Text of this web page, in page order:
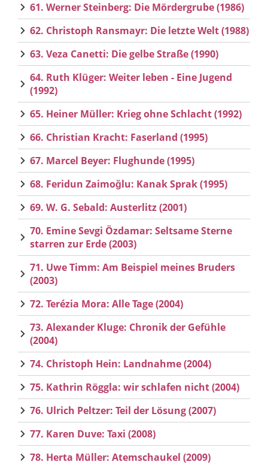
61. Werner Steinberg: Die Mördergrube (1986)
62. Christoph Ransmayr: Die letzte Welt (1988)
63. Veza Canetti: Die gelbe Straße (1990)
64. Ruth Klüger: Weiter leben - Eine Jugend
(1992)
65. Heiner Müller: Krieg ohne Schlacht (1992)
66. Christian Kracht: Faserland (1995)
67. Marcel Beyer: Flughunde (1995)
68. Feridun Zaimoğlu: Kanak Sprak (1995)
69. W. G. Sebald: Austerlitz (2001)
70. Emine Sevgi Özdamar: Seltsame Sterne
starren zur Erde (2003)
71. Uwe Timm: Am Beispiel meines Bruders
(2003)
72. Terézia Mora: Alle Tage (2004)
73. Alexander Kluge: Chronik der Gefühle
(2004)
74. Christoph Hein: Landnahme (2004)
75. Kathrin Röggla: wir schlafen nicht (2004)
76. Ulrich Peltzer: Teil der Lösung (2007)
77. Karen Duve: Taxi (2008)
78. Herta Müller: Atemschaukel (2009)